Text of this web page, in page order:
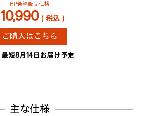
HP希望販売価格
10,990（税込）
ご購入はこちら
最短8月14日お届け予定
主な仕様